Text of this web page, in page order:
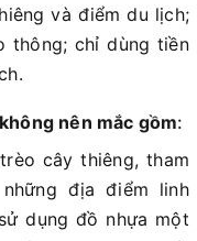
và điểm du lịch;
thông; chỉ dùng tiền
nên mắc gồm:
cây thiêng, tham
địa điểm linh
dụng đồ nhựa một